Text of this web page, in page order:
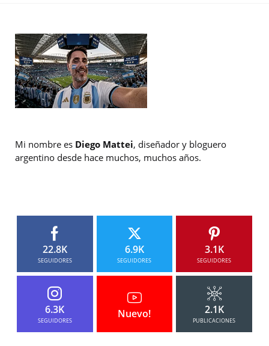
Mi nombre es Diego Mattei, diseñador y bloguero
argentino desde hace muchos, muchos años.
22.8K
SEGUIDORES
6.9K
SEGUIDORES
3.1K
SEGUIDORES
6.3K
SEGUIDORES
Nuevo! 2.1K
PUBLICACIONES